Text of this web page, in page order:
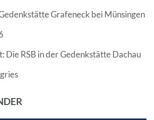
Grafeneck bei Münsingen
Die RSB in der Gedenkstätte Dachau